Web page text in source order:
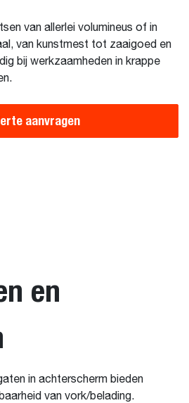
van allerlei volumineus of in
van kunstmest tot zaaigoed en
bij werkzaamheden in krappe
aanvragen
en
in achterscherm bieden
van vork/belading.